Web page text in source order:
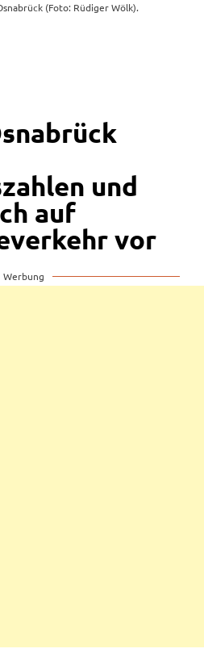
(Foto: Rüdiger Wölk).
und
auf
vor
Werbung